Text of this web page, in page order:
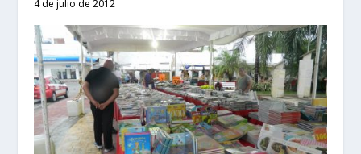
4 de julio de 2012